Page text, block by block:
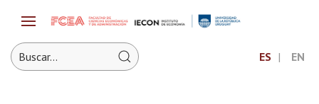
ES EN